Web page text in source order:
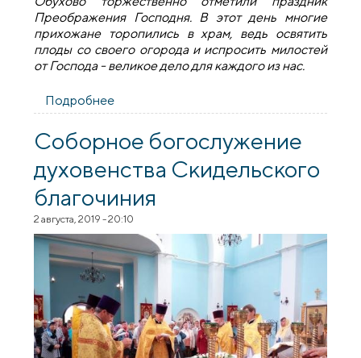
Преображения Господня. В этот день многие
прихожане торопились в храм, ведь освятить
плоды со своего огорода и испросить милостей
от Господа - великое дело для каждого из нас.
Подробнее
агрогородка Обухово
Соборное богослужение
духовенства Скидельского
благочиния
2 августа, 2019 - 20:10